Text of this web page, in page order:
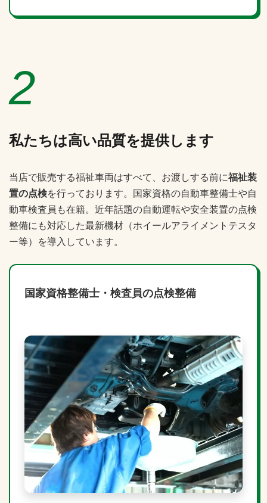
2
私たちは高い品質を提供します
当店で販売する福祉車両はすべて、お渡しする前に福祉装
置の点検を行っております。国家資格の自動車整備士や自
動車検査員も在籍。近年話題の自動運転や安全装置の点検
整備にも対応した最新機材（ホイールアライメントテスタ
ー等）を導入しています。
国家資格整備士・検査員の点検整備